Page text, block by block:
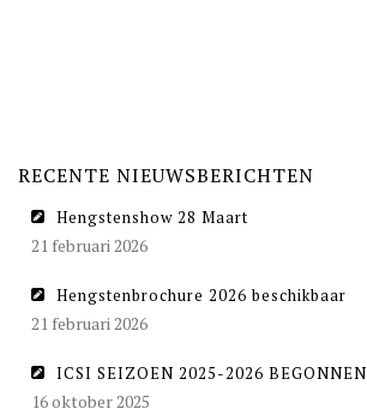
RECENTE NIEUWSBERICHTEN
Hengstenshow 28 Maart
21 februari 2026
Hengstenbrochure 2026 beschikbaar
21 februari 2026
ICSI SEIZOEN 2025-2026 BEGONNEN
16 oktober 2025